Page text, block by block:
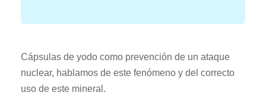
Cápsulas de yodo como prevención de un ataque
nuclear, hablamos de este fenómeno y del correcto
uso de este mineral.